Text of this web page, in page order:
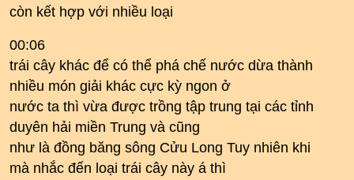
còn kết hợp với nhiều loại
00:06
trái cây khác để có thể phá chế nước dừa thành
nhiều món giải khác cực kỳ ngon ở
nước ta thì vừa được trồng tập trung tại các tỉnh
duyên hải miền Trung và cũng
như là đồng băng sông Cửu Long Tuy nhiên khi
mà nhắc đến loại trái cây này á thì